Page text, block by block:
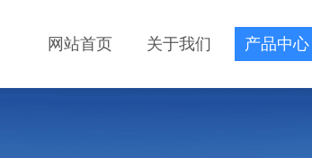
网站首页 关于我们 产品中心